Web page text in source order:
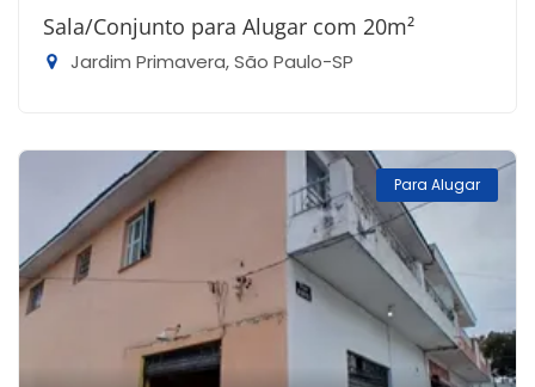
Sala/Conjunto para Alugar com 20m²
Jardim Primavera, São Paulo-SP
Para Alugar